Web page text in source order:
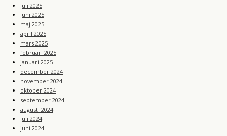
juli 2025
juni 2025
maj 2025
april 2025
mars 2025
februari 2025
januari 2025
december 2024
november 2024
oktober 2024
september 2024
augusti 2024
juli 2024
juni 2024